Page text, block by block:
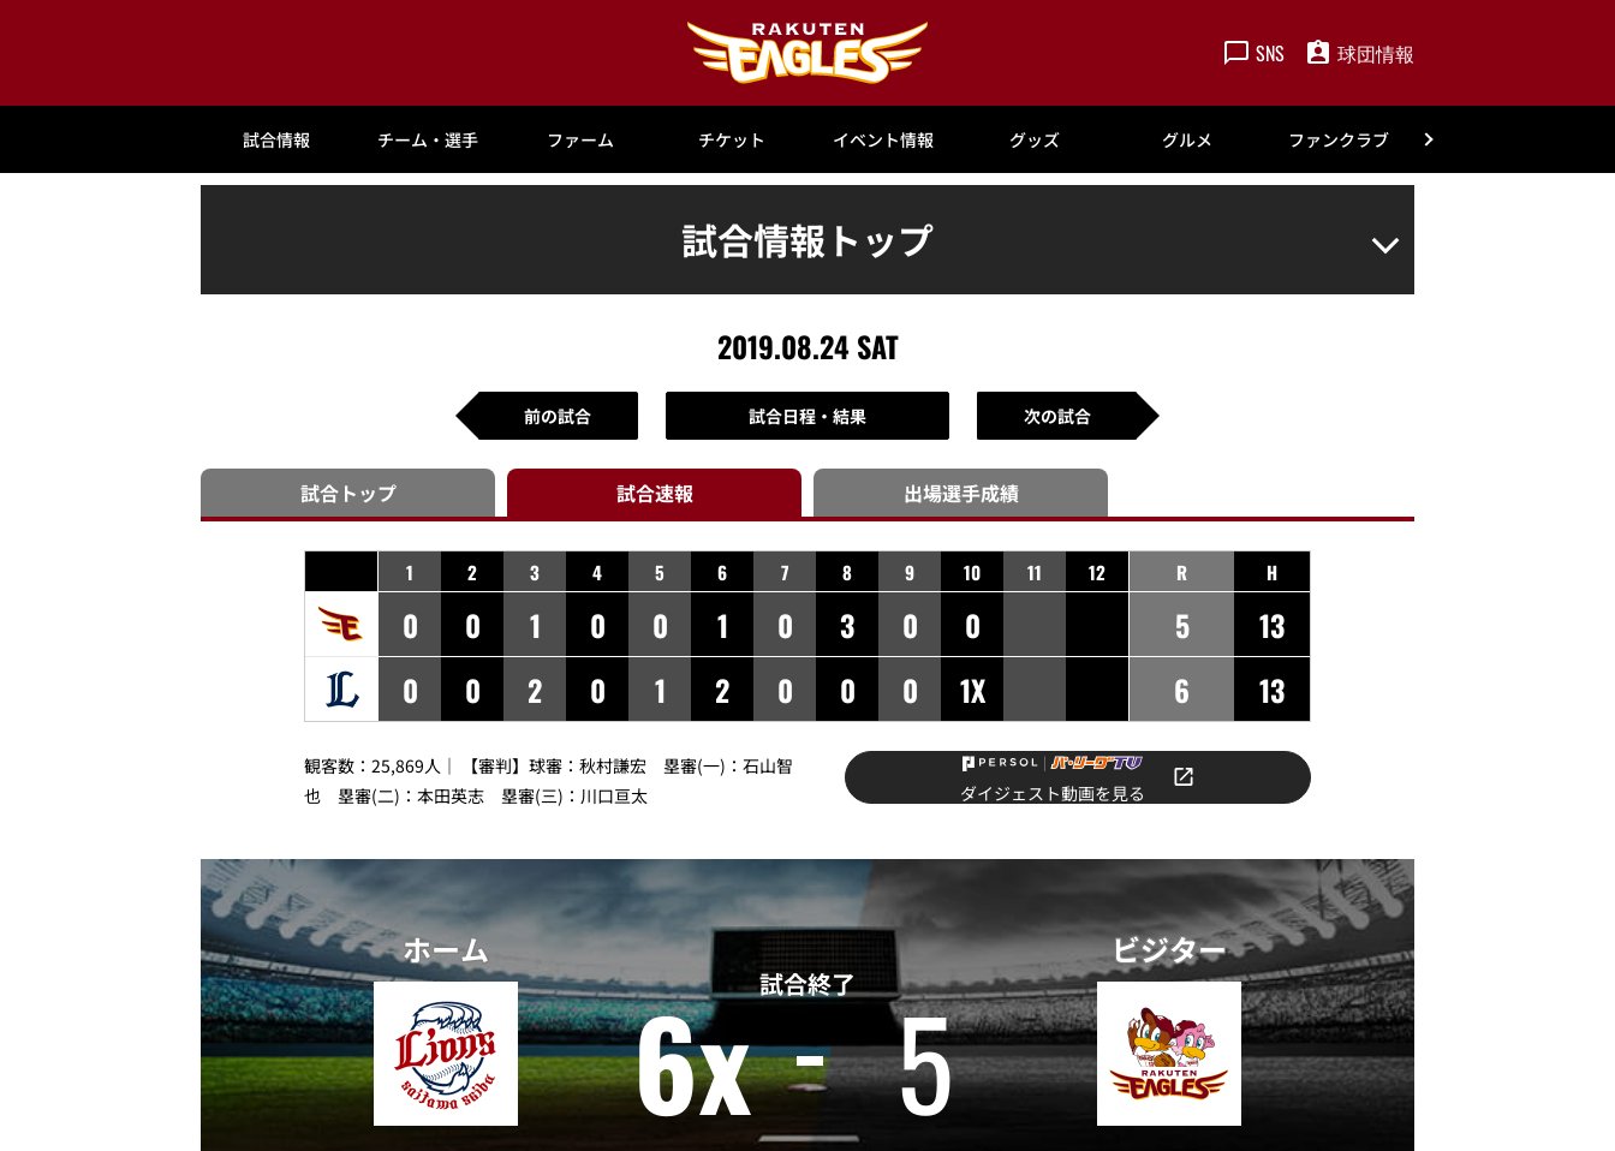
SNS 球団情報
試合情報 チーム・選手 ファーム チケット イベント情報 グッズ グルメ ファンクラブ
試合情報トップ
2019.08.24 SAT
前の試合 試合日程・結果 次の試合
試合トップ 試合速報 出場選手成績
1 2 3 4 5 6 7 8 9 10 11 12
0 0 1 0 0 1 0 3 0
0
0
0 2 0 1 2 0 0 0 1X
R H
5
13
6
13
観客数：25,869人｜ 【審判】球審：秋村謙宏 塁審(一)：石山智
也 塁審(二)：本田英志 塁審(三)：川口亘太
ダイジェスト動画を見る
ホーム
試合終了
6x 5
ビジター